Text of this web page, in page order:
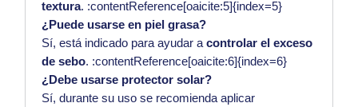
textura. :contentReference[oaicite:5]{index=5}
¿Puede usarse en piel grasa?
Sí, está indicado para ayudar acontrolar el exceso
de sebo. :contentReference[oaicite:6]{index=6}
¿Debe usarse protector solar?
Sí, durante su uso se recomienda aplicar